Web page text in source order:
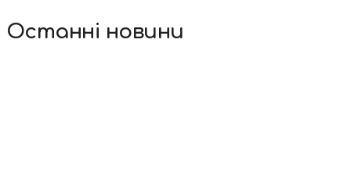
Останні новини